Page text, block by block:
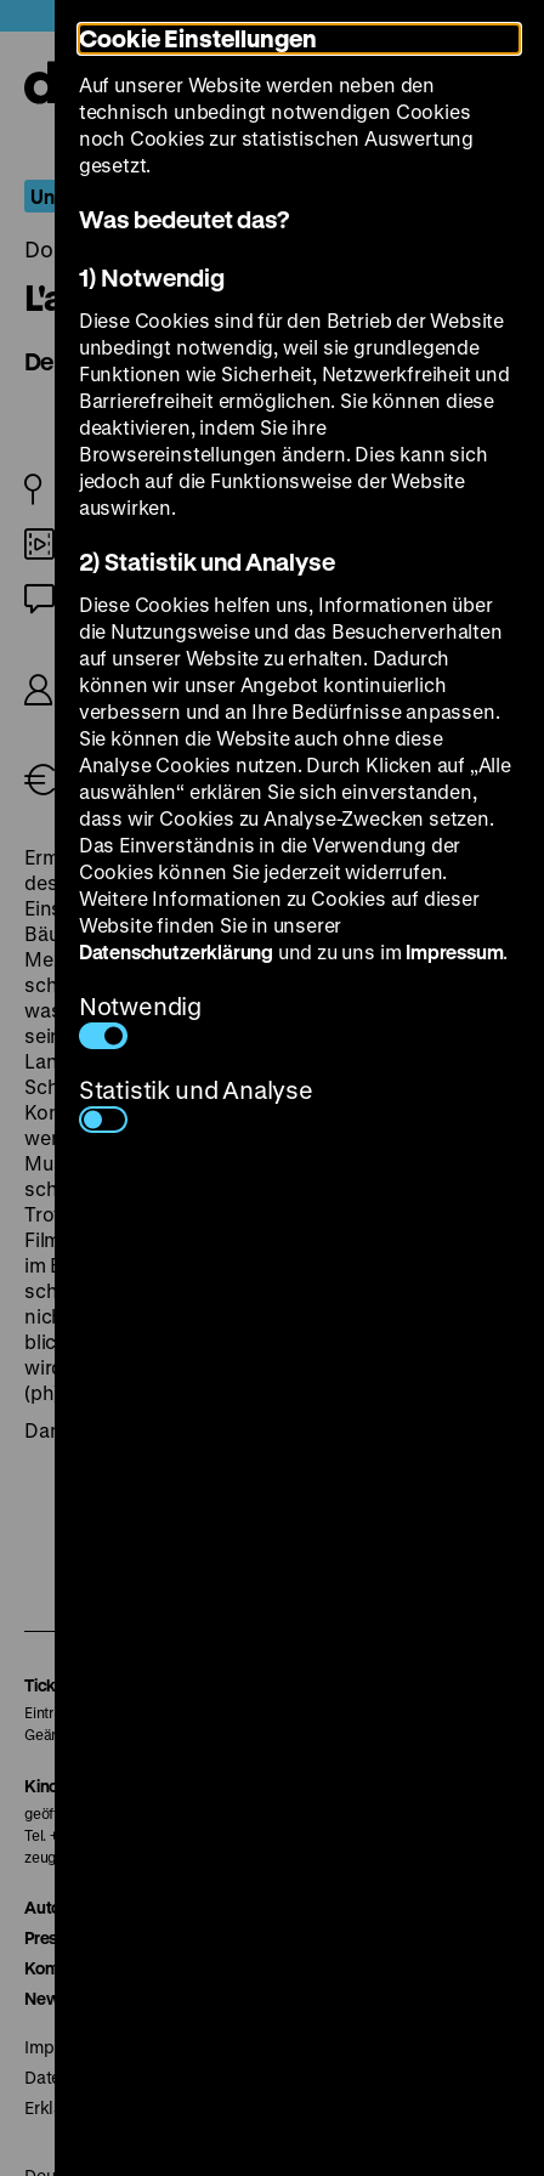
zum
Seiteninhalt
springen
Unser täglich Brot
Donnerstag, 03. März 2022, 19.00 Uhr
L'albero degli zoccoli
Der Holzschuhbaum
IT 1978
OmeU
R/B: Ermanno Olmi, K: Ermanno Olmi, D: Luigi
Ornaghi, Francesca Moriggi, Omar Brignoli,
Antonio Ferrari, Teresa Brescianini, Giuseppe
Brignoli, 186’
Ermanno Olmis Opus magnum ist in der Lombardei
des späten 19. Jahrhunderts angesiedelt. In jeder
Einstellung spürt man die Armut und Würde der
Bäuerinnen und Bauern, die im sogenannten
Mezzadria-System als Halbpächter ums Überleben
schuften. Ihre Abgabe besteht aus Ernteeinkünften,
was sie grausam abhängig macht. Als der Schuh
seines Sohnes entzweibricht, entscheidet sich ein
Landwirt, illegal einen Baum zu fällen, um einen neuen
Schuh herzustellen. Ein fataler Akt, dessen
Konsequenzen mit stoischer Leidensfähigkeit ertragen
werden. Olmi widmet sich dieser Welt mit Erhabenheit.
Musik von Johann Sebastian Bach und eine betörend
schöne Ästhetik erzeugen Noblesse im Moder.
Trotzdem idealisiert der Film keineswegs. Olmi, der den
Film gegen alle Regeln des italienischen Kinobetriebs
im Bergamasker Dialekt umsetzte, zeigt das Elend
schonungslos. Es ist ihm nur ein Anliegen, dass man
nicht mitleidig auf historische Ungerechtigkeiten
blickt, sondern mit moralischen Werten konfrontiert
wird, die auch das Leben heute bereichern können.
(ph)
Dank an das Istituto Luce Cinecittà.
Tickets
Eintritt 5 €
Geänderte Preise sind im Programm vermerkt.
Kinokasse
geöffnet 30 Minuten vor Beginn der ersten Vorstellung
Tel. + 49 30 20304-770
zeughauskino@dhm.de
Autor*innen
Presse
Kontakt
Newsletter
Impressum
Datenschutz
Erklärung digitale Barrierefreiheit
Cookie Einstellungen
Auf unserer Website werden neben den
technisch unbedingt notwendigen Cookies
noch Cookies zur statistischen Auswertung
gesetzt.
Was bedeutet das?
1) Notwendig
Diese Cookies sind für den Betrieb der Website
unbedingt notwendig, weil sie grundlegende
Funktionen wie Sicherheit, Netzwerkfreiheit und
Barrierefreiheit ermöglichen. Sie können diese
deaktivieren, indem Sie ihre
Browsereinstellungen ändern. Dies kann sich
jedoch auf die Funktionsweise der Website
auswirken.
2) Statistik und Analyse
Diese Cookies helfen uns, Informationen über
die Nutzungsweise und das Besucherverhalten
auf unserer Website zu erhalten. Dadurch
können wir unser Angebot kontinuierlich
verbessern und an Ihre Bedürfnisse anpassen.
Sie können die Website auch ohne diese
Analyse Cookies nutzen. Durch Klicken auf „Alle
auswählen“ erklären Sie sich einverstanden,
dass wir Cookies zu Analyse-Zwecken setzen.
Das Einverständnis in die Verwendung der
Cookies können Sie jederzeit widerrufen.
Weitere Informationen zu Cookies auf dieser
Website finden Sie in unserer
Datenschutzerklärung und zu uns im Impressum.
Notwendig
Statistik und Analyse